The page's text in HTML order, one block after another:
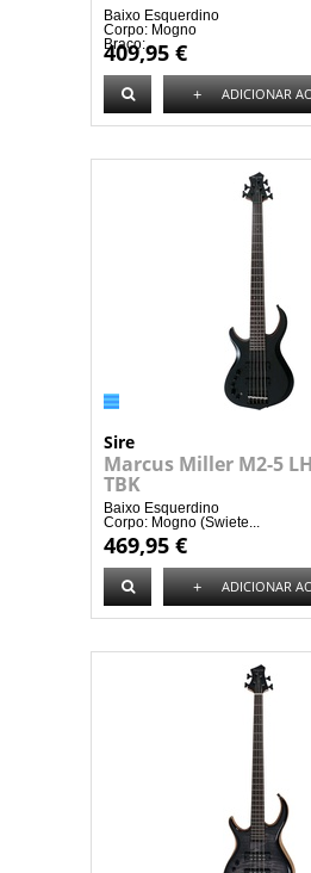
Baixo Esquerdino
Corpo: Mogno
Braço:...
409,95 €
+ ADICIONAR
Sire
Marcus Miller M2-5
TBK
Baixo Esquerdino
Corpo: Mogno (Swiete...
469,95 €
+ ADICIONAR